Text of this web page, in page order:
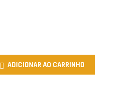
 ADICIONAR AO CARRINHO